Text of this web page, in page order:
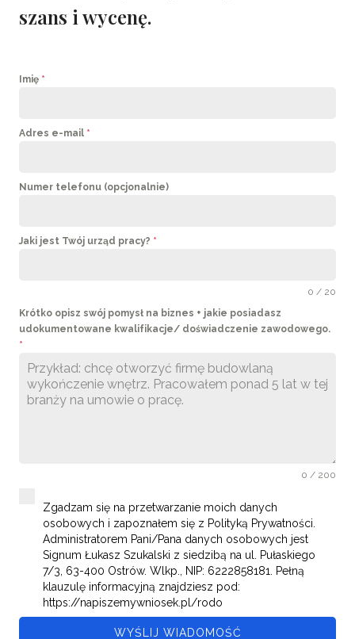
szans i wycenę.
Imię *
Adres e-mail *
Numer telefonu (opcjonalnie)
Jaki jest Twój urząd pracy? *
0 / 20
Krótko opisz swój pomysł na biznes + jakie posiadasz
udokumentowane kwalifikacje/ doświadczenie zawodowego.
*
0 / 200
Zgadzam się na przetwarzanie moich danych
osobowych i zapoznałem się z Polityką Prywatności.
Administratorem Pani/Pana danych osobowych jest
Signum Łukasz Szukalski z siedzibą na ul. Pułaskiego
7/3, 63-400 Ostrów. Wlkp., NIP: 6222858181. Pełną
klauzulę informacyjną znajdziesz pod:
https://napiszemywniosek.pl/rodo
WYŚLIJ WIADOMOŚĆ